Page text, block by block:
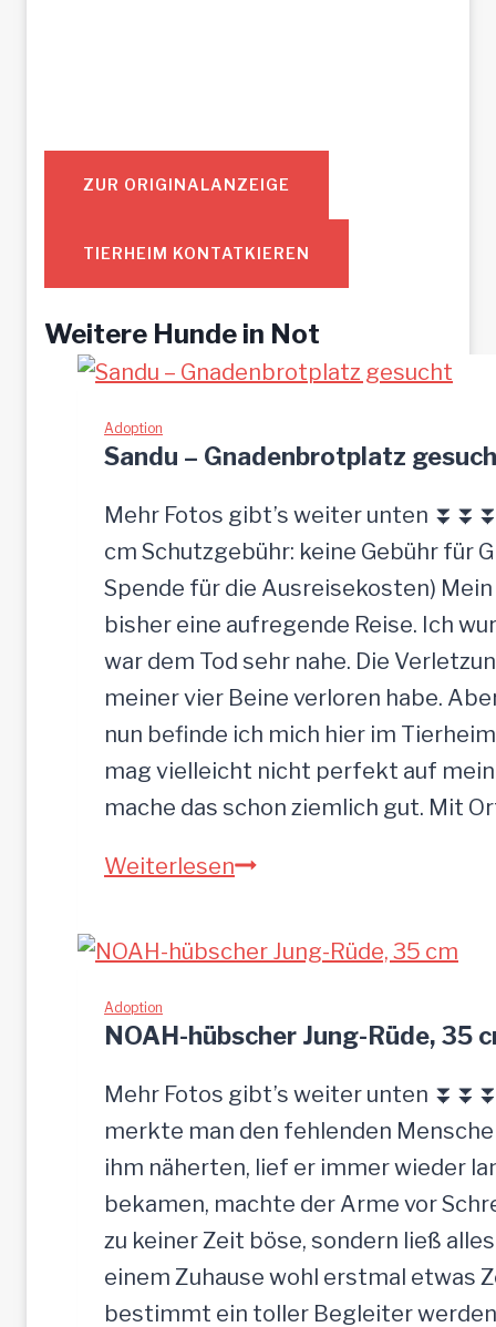
ZUR ORIGINALANZEIGE
TIERHEIM KONTATKIEREN
Weitere Hunde in Not
Adoption
Sandu – Gnadenbrotplatz
Mehr Fotos gibt’s weiter unten
cm Schutzgebühr: keine Gebühr für
Spende für die Ausreisekosten)
bisher eine aufregende Reise. Ich
war dem Tod sehr nahe. Die
meiner vier Beine verloren habe.
nun befinde ich mich hier im
mag vielleicht nicht perfekt auf
mache das schon ziemlich gut. Mit
WeiterlesenSandu
Gnadenbrotplatz
Adoption
NOAH-hübscher Jung-Rüde, 35
Mehr Fotos gibt’s weiter unten
merkte man den fehlenden
ihm näherten, lief er immer wieder
bekamen, machte der Arme vor
zu keiner Zeit böse, sondern ließ
einem Zuhause wohl erstmal etwas
bestimmt ein toller Begleiter